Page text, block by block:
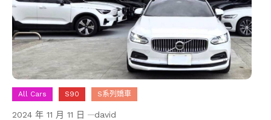
All Cars S90 S系列嬌車
2024 年 11 月 11 日 david